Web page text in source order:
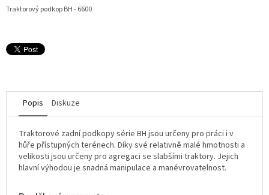
Traktorový podkop BH - 6600
Popis Diskuze
Traktorové zadní podkopy série BH jsou určeny pro práci i v
hůře přístupných terénech. Díky své relativně malé hmotnosti a
velikosti jsou určeny pro agregaci se slabšími traktory. Jejich
hlavní výhodou je snadná manipulace a manévrovatelnost.